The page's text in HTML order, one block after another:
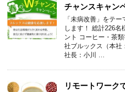
チャンスキャン
「未病改善」をテ
します！ 総計226名
ント コーヒー・茶
社ブルックス（本社
社長：小川 …
リモートワーク